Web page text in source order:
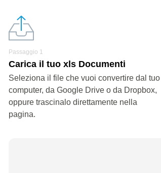
Passaggio 1
Carica il tuo xls Documenti
Seleziona il file che vuoi convertire dal tuo
computer, da Google Drive o da Dropbox,
oppure trascinalo direttamente nella
pagina.